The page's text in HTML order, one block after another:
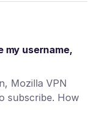
my username,
Mozilla VPN
subscribe. How